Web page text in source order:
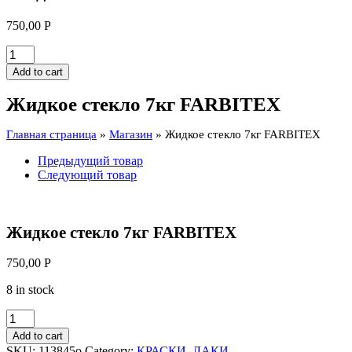
750,00 Р
Жидкое
стекло
7кг
quantity
Add to cart
Жидкое стекло 7кг FARBITEX
Главная страница » Магазин » Жидкое стекло 7кг FARBITEX
Предыдущий товар
Следующий товар
Жидкое стекло 7кг FARBITEX
750,00 Р
8 in stock
Жидкое
стекло
7кг
Add to cart